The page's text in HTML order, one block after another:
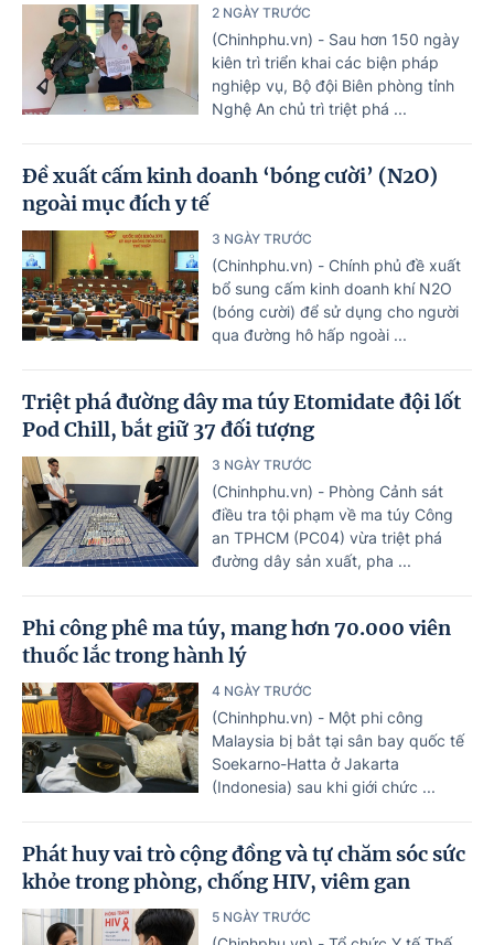
2 NGÀY TRƯỚC
(Chinhphu.vn) - Sau hơn 150 ngày
kiên trì triển khai các biện pháp
nghiệp vụ, Bộ đội Biên phòng tỉnh
Nghệ An chủ trì triệt phá ...
Đề xuất cấm kinh doanh ‘bóng cười’ (N2O)
ngoài mục đích y tế
3 NGÀY TRƯỚC
(Chinhphu.vn) - Chính phủ đề xuất
bổ sung cấm kinh doanh khí N2O
(bóng cười) để sử dụng cho người
qua đường hô hấp ngoài ...
Triệt phá đường dây ma túy Etomidate đội lốt
Pod Chill, bắt giữ 37 đối tượng
3 NGÀY TRƯỚC
(Chinhphu.vn) - Phòng Cảnh sát
điều tra tội phạm về ma túy Công
an TPHCM (PC04) vừa triệt phá
đường dây sản xuất, pha ...
Phi công phê ma túy, mang hơn 70.000 viên
thuốc lắc trong hành lý
4 NGÀY TRƯỚC
(Chinhphu.vn) - Một phi công
Malaysia bị bắt tại sân bay quốc tế
Soekarno-Hatta ở Jakarta
(Indonesia) sau khi giới chức ...
Phát huy vai trò cộng đồng và tự chăm sóc sức
khỏe trong phòng, chống HIV, viêm gan
5 NGÀY TRƯỚC